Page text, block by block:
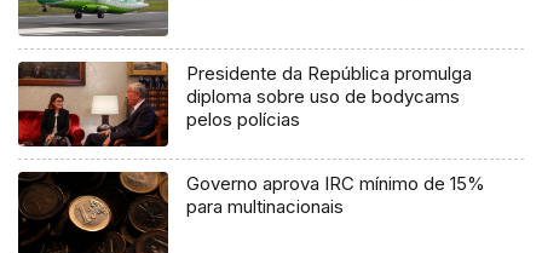
Presidente da República promulga
diploma sobre uso de bodycams
pelos polícias
Governo aprova IRC mínimo de 15%
para multinacionais